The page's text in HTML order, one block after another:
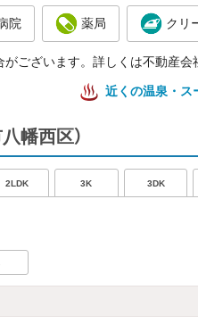
院 薬局 クリ
ございます。詳しくは不動産会
近くの温泉・ス
幡西区）
2LDK 3K 3DK